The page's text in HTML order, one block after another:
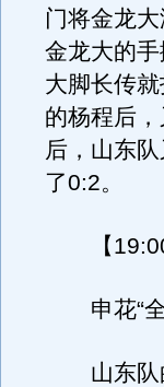
门将金龙
金龙大的
大脚长传
的杨程后
后，山东
了0:2。
【19:00
申花“全
山东队的